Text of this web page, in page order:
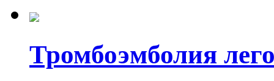
Тромбоэмболия